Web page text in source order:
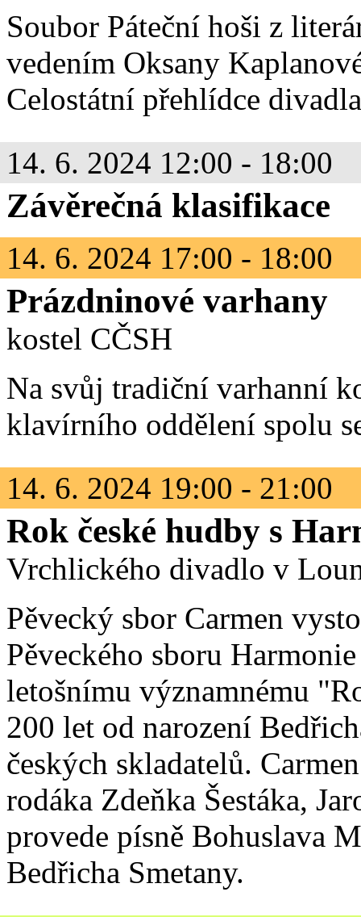
Soubor Páteční hoši z
vedením Oksany
Celostátní přehlídce
14. 6. 2024 12:00 - 18:00
Závěrečná klasifikace
14. 6. 2024 17:00 - 18:00
Prázdninové varhany
kostel CČSH
Na svůj tradiční varhanní
klavírního oddělení spolu
14. 6. 2024 19:00 - 21:00
Rok české hudby s
Vrchlického divadlo v
Pěvecký sbor Carmen
Pěveckého sboru
letošnímu významnému
200 let od narození
českých skladatelů.
rodáka Zdeňka Šestáka,
provede písně Bohuslava
Bedřicha Smetany.